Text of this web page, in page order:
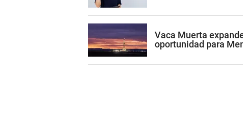
Vaca Muerta
oportunidad para